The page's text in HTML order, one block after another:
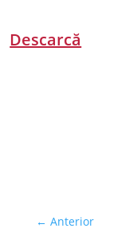
Descarcă
← Anterior